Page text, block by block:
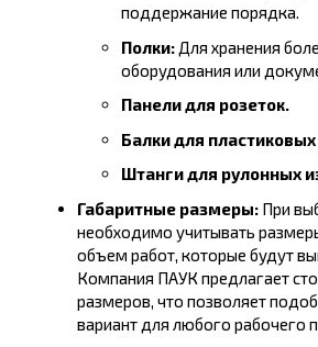
поддержание порядка.
Полки: Для хранения
оборудования или
Панели для розеток.
Балки для
Штанги для рулонных
Габаритные размеры: При
необходимо учитывать
объем работ, которые будут
Компания ПАУК предлагает
размеров, что позволяет
вариант для любого рабочего